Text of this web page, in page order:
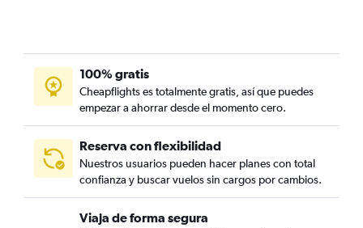
100% gratis
Cheapflights es totalmente gratis, así que puedes
empezar a ahorrar desde el momento cero.
Reserva con flexibilidad
Nuestros usuarios pueden hacer planes con total
confianza y buscar vuelos sin cargos por cambios.
Viaja de forma segura